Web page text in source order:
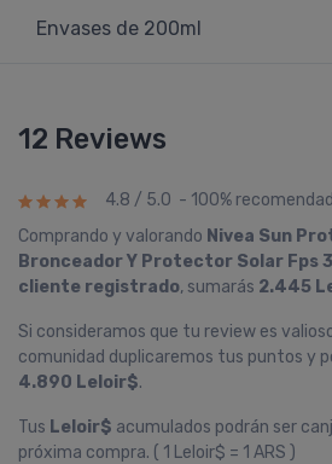
Envases de 200ml
12 Reviews
4.8 / 5.0 - 100%
Comprando y valorando Nivea Sun
Bronceador Y Protector Solar Fps
cliente registrado, sumarás 2.445
Si consideramos que tu review es
comunidad duplicaremos tus puntos y
4.890 Leloir$.
Tus Leloir$ acumulados podrán ser
próxima compra. ( 1 Leloir$ = 1 ARS )